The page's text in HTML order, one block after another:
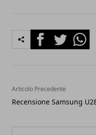
FacebookTwitter
Articolo Precedente
Recensione Samsung